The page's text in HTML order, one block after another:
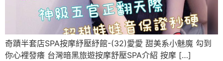
奇蹟半套店SPA按摩紓壓紓館-(32)愛愛 甜美系小魅魔 勾到
你心裡發癢 台灣暗黑旅遊按摩舒壓SPA介紹 按摩 […]